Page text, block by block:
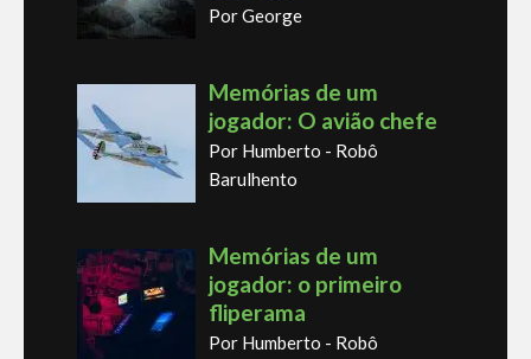
Por George
Memórias de um
jogador: O avião chefe
Por Humberto - Robô
Barulhento
Memórias de um
jogador: o primeiro
fliperama
Por Humberto - Robô